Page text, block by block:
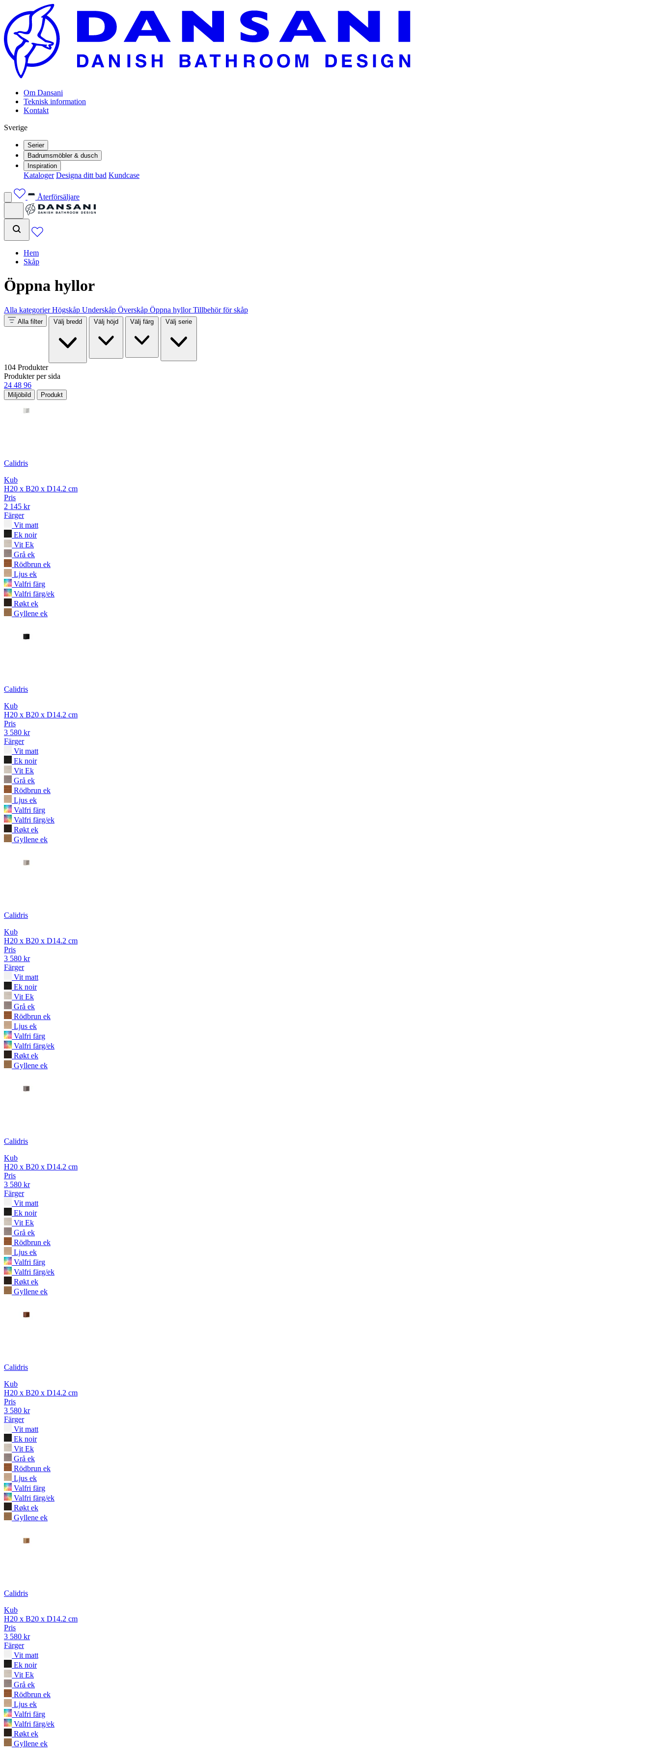
Om Dansani
Teknisk information
Kontakt
Sverige
Serier
Badrumsmöbler & dusch
Inspiration
Kataloger Designa ditt bad Kundcase
Återförsäljare
Hem
Skåp
Öppna hyllor
Alla kategorierHögskåp Underskåp Överskåp Öppna hyllorTillbehör för skåp
Alla filter Välj bredd Välj höjd Välj färg Välj serie
104 Produkter
Produkter per sida
24 48 96
Miljöbild Produkt
Calidris
Kub
H20 x B20 x D14.2 cm
Pris
2 145 kr
Färger
Vit matt
Ek noir
Vit Ek
Grå ek
Rödbrun ek
Ljus ek
Valfri färg
Valfri färg/ek
Røkt ek
Gyllene ek
Calidris
Kub
H20 x B20 x D14.2 cm
Pris
3 580 kr
Färger
Vit matt
Ek noir
Vit Ek
Grå ek
Rödbrun ek
Ljus ek
Valfri färg
Valfri färg/ek
Røkt ek
Gyllene ek
Calidris
Kub
H20 x B20 x D14.2 cm
Pris
3 580 kr
Färger
Vit matt
Ek noir
Vit Ek
Grå ek
Rödbrun ek
Ljus ek
Valfri färg
Valfri färg/ek
Røkt ek
Gyllene ek
Calidris
Kub
H20 x B20 x D14.2 cm
Pris
3 580 kr
Färger
Vit matt
Ek noir
Vit Ek
Grå ek
Rödbrun ek
Ljus ek
Valfri färg
Valfri färg/ek
Røkt ek
Gyllene ek
Calidris
Kub
H20 x B20 x D14.2 cm
Pris
3 580 kr
Färger
Vit matt
Ek noir
Vit Ek
Grå ek
Rödbrun ek
Ljus ek
Valfri färg
Valfri färg/ek
Røkt ek
Gyllene ek
Calidris
Kub
H20 x B20 x D14.2 cm
Pris
3 580 kr
Färger
Vit matt
Ek noir
Vit Ek
Grå ek
Rödbrun ek
Ljus ek
Valfri färg
Valfri färg/ek
Røkt ek
Gyllene ek